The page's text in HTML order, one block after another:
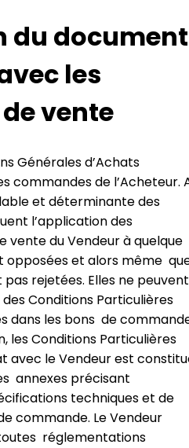
du document
les
vente
Générales d’Achats
commandes de l’Acheteur.
et déterminante des
l’application des
vente du Vendeur à quelque
opposées et alors même
pas rejetées. Elles ne peuvent
Conditions Particulières
dans les bons de
les Conditions Particulières
avec le Vendeur est
annexes précisant
techniques et de
commande. Le Vendeur
réglementations